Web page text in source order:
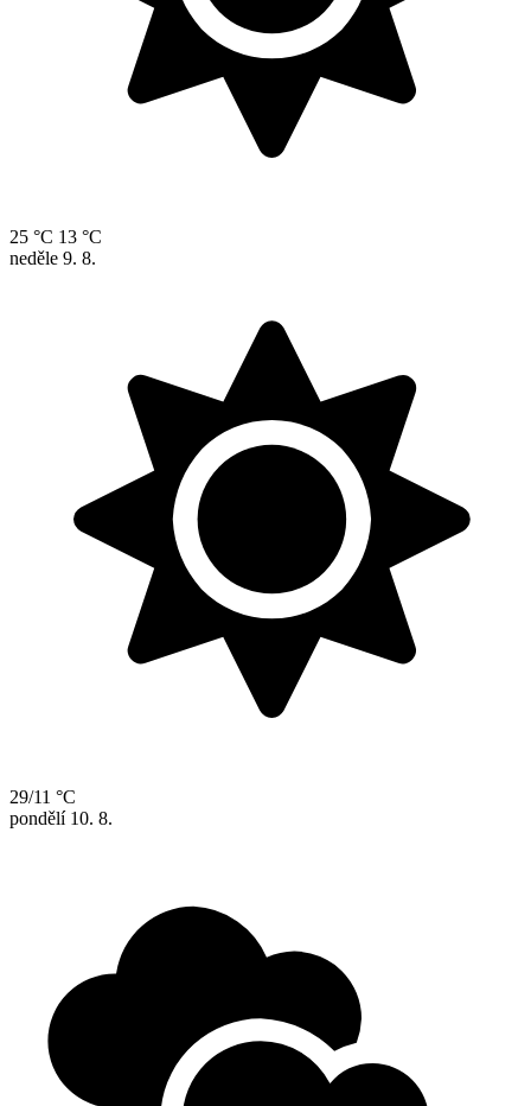
25 °C 13 °C
neděle 9. 8.
29/11 °C
pondělí 10. 8.